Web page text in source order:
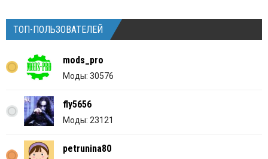
ТОП-ПОЛЬЗОВАТЕЛЕЙ
mods_pro
Моды: 30576
fly5656
Моды: 23121
petrunina80